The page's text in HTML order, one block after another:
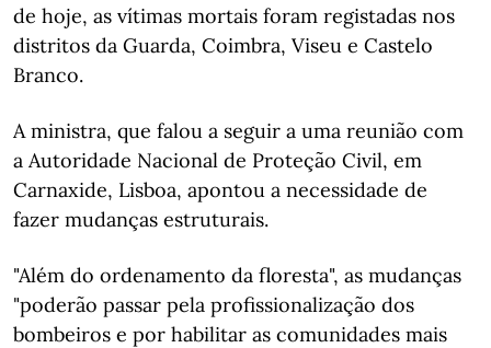
de hoje, as vítimas mortais foram registadas nos
distritos da Guarda, Coimbra, Viseu e Castelo
Branco.
A ministra, que falou a seguir a uma reunião com
a Autoridade Nacional de Proteção Civil, em
Carnaxide, Lisboa, apontou a necessidade de
fazer mudanças estruturais.
"Além do ordenamento da floresta", as mudanças
"poderão passar pela profissionalização dos
bombeiros e por habilitar as comunidades mais